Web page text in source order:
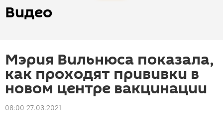
Видео
Мэрия Вильнюса показала,
как проходят прививки в
новом центре вакцинации
08:00 27.03.2021